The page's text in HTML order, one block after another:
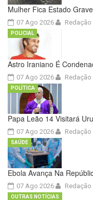
Mulher Fica Estado
07 Ago 2026 Redação
Astro Iraniano É
07 Ago 2026
POLICIAL
Redação
Papa Leão 14 Visitará
07 Ago 2026
POLÍTICA
Redação
Ebola Avança Na
07 Ago 2026
SAÚDE
Redação
OUTRAS NOTÍCIAS